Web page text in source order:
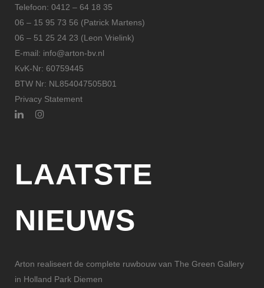
Telefoon: 0412 – 64 18 35
06 – 15 95 73 56 (Patrick Martens)
06 – 51 25 24 23 (Leon Vrielink)
E-mail: info@arton-bv.nl
KvK-Nr: 60759445
BTW Nr: NL854047505B01
Privacy Statement
LAATSTE
NIEUWS
Arton realiseert de complete ruwbouw van The Green Gallery
in Holland Park Diemen